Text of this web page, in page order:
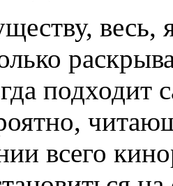
весь,
подходит
всего